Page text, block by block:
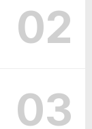
02
03